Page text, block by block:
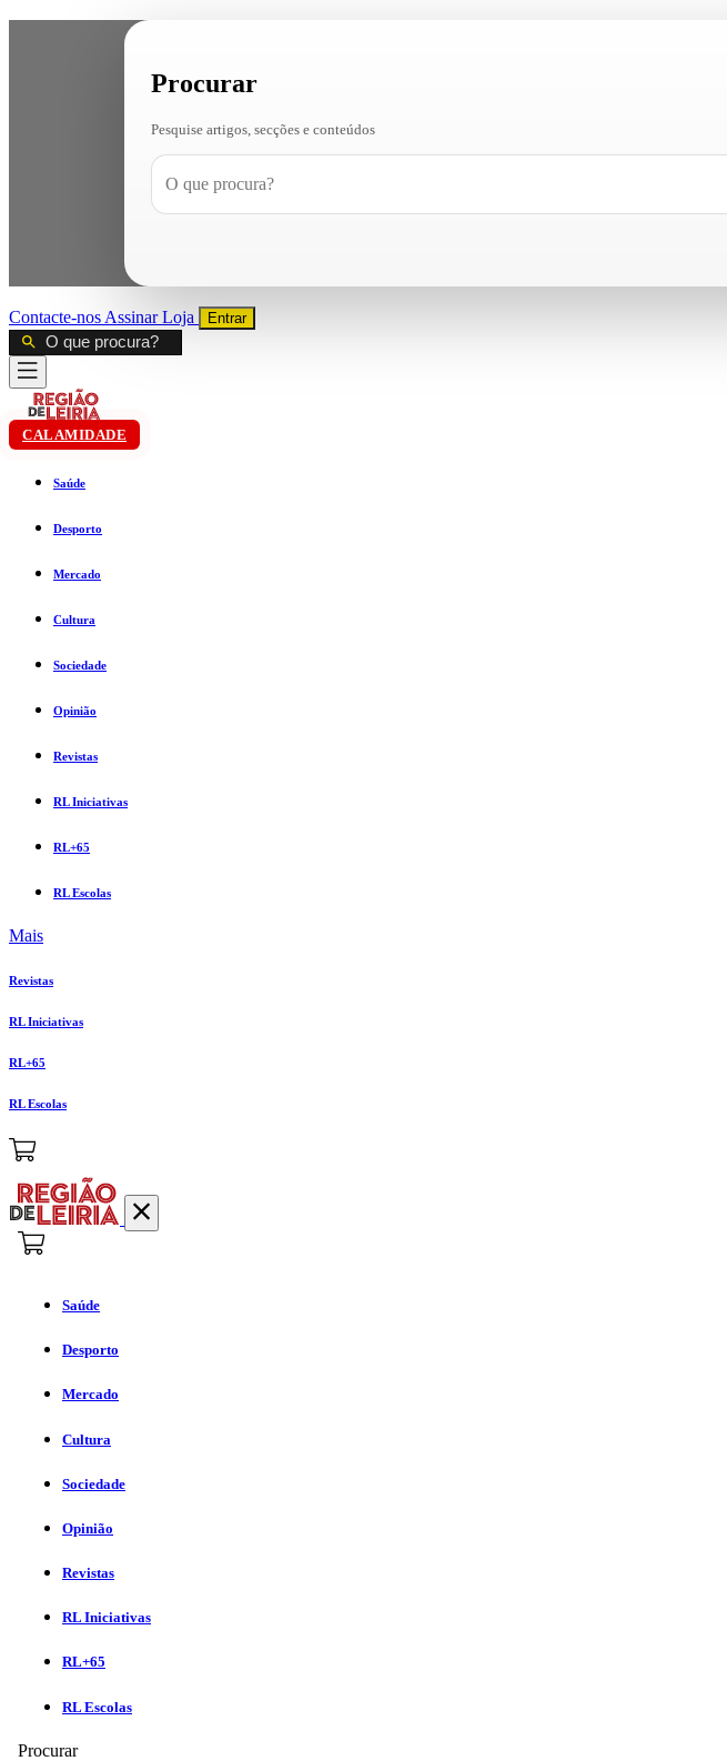
Procurar
Pesquise artigos, secções e conteúdos
Contacte-nos AssinarLoja Entrar
CALAMIDADE
Saúde
Desporto
Mercado
Cultura
Sociedade
Opinião
Revistas
RL Iniciativas
RL+65
RL Escolas
Mais
Revistas
RL Iniciativas
RL+65
RL Escolas
Saúde
Desporto
Mercado
Cultura
Sociedade
Opinião
Revistas
RL Iniciativas
RL+65
RL Escolas
Procurar